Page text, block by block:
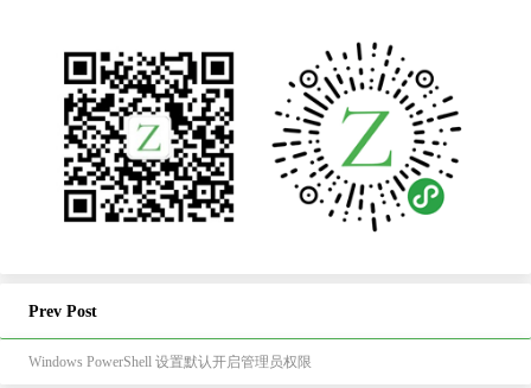
Prev Post
Windows PowerShell 设置默认开启管理员权限